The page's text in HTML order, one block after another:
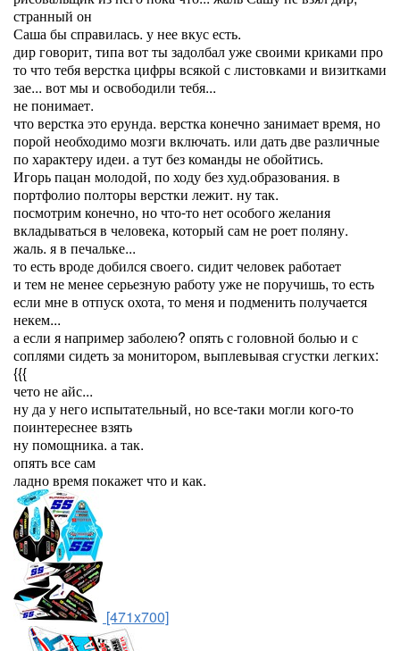
странный он
Саша бы справилась. у нее вкус есть.
дир говорит, типа вот ты задолбал уже своими криками про
то что тебя верстка цифры всякой с листовками и визитками
зае... вот мы и освободили тебя...
не понимает.
что верстка это ерунда. верстка конечно занимает время, но
порой необходимо мозги включать. или дать две различные
по характеру идеи. а тут без команды не обойтись.
Игорь пацан молодой, по ходу без худ.образования. в
портфолио полторы верстки лежит. ну так.
посмотрим конечно, но что-то нет особого желания
вкладываться в человека, который сам не роет поляну.
жаль. я в печальке...
то есть вроде добился своего. сидит человек работает
и тем не менее серьезную работу уже не поручишь, то есть
если мне в отпуск охота, то меня и подменить получается
некем...
а если я например заболею? опять с головной болью и с
соплями сидеть за монитором, выплевывая сгустки легких:
{{{
чето не айс...
ну да у него испытательный, но все-таки могли кого-то
поинтереснее взять
ну помощника. а так.
опять все сам
ладно время покажет что и как.
[471x700]